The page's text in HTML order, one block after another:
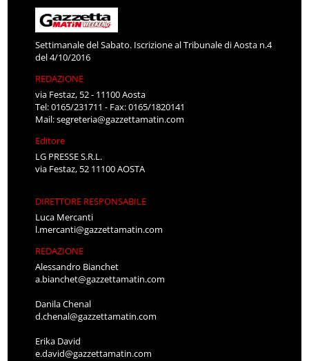
Settimanale del Sabato. Iscrizione al Tribunale di Aosta n.4
del 4/10/2016
REDAZIONE
via Festaz, 52 - 11100 Aosta
Tel: 0165/231711 - Fax: 0165/1820141
Mail:segreteria@gazzettamatin.com
Editore
LG PRESSE S.R.L.
via Festaz, 52 11100 AOSTA
DIRETTORE RESPONSABILE
Luca Mercanti
l.mercanti@gazzettamatin.com
REDAZIONE
Alessandro Bianchet
a.bianchet@gazzettamatin.com
Danila Chenal
d.chenal@gazzettamatin.com
Erika David
e.david@gazzettamatin.com